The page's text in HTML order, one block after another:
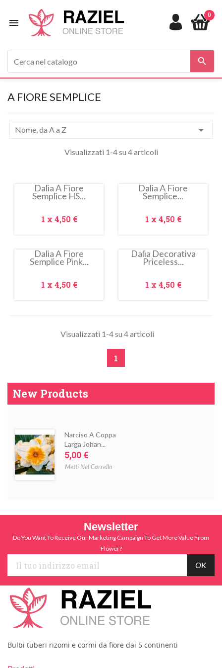

0

A FIORE SEMPLICE
Nome, da A a Z 
Visualizzati 1-4 su 4 articoli
Dalia A Fiore
Semplice HS...
Prezzo
1 x 4,50 €
Dalia A Fiore
Semplice...
Prezzo
1 x 4,50 €
Dalia A Fiore
Semplice Pink...
Prezzo
1 x 4,50 €
Dalia Decorativa
Priceless...
Prezzo
1 x 4,50 €
Visualizzati 1-4 su 4 articoli
1
New Products
Narciso A Coppa
Larga Johan...
Prezzo
5,00 €
Metti Nel Carrello
Newsletter
Do You Want To Receive Our Marketing Campaign To Get More Value From
Flower?
Bulbi tuberi rizomi e cormi da fiore dai 5 continenti